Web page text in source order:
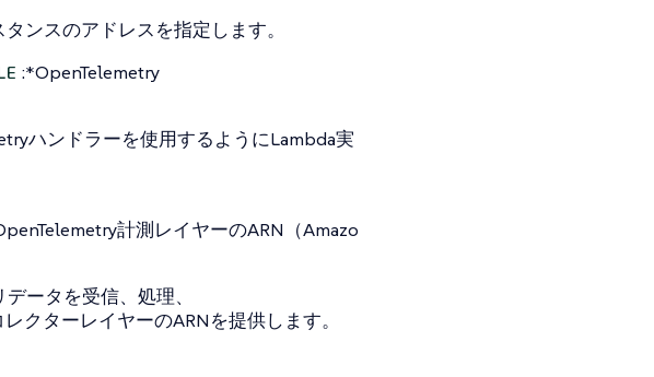
ンスのアドレスを指定します。
:*OpenTelemetry
ハンドラーを使用するようにLambda実
計測レイヤーのARN（Amazo
ータを受信、処理、
クターレイヤーのARNを提供します。